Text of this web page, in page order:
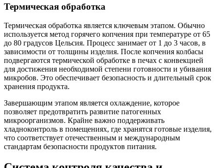
Термическая обработка
Термическая обработка является ключевым этапом. Обычно
используется метод горячего копчения при температуре от 65
до 80 градусов Цельсия. Процесс занимает от 1 до 3 часов, в
зависимости от толщины изделия. После копчения колбасы
подвергаются термической обработке в печах с конвекцией
для достижения необходимой степени готовности и убивания
микробов. Это обеспечивает безопасность и длительный срок
хранения продукта.
Завершающим этапом является охлаждение, которое
позволяет предотвратить развитие патогенных
микроорганизмов. Крайне важно поддерживать
хладноконтроль в помещениях, где хранятся готовые изделия,
что соответствует отечественным и международным
стандартам безопасности продуктов питания.